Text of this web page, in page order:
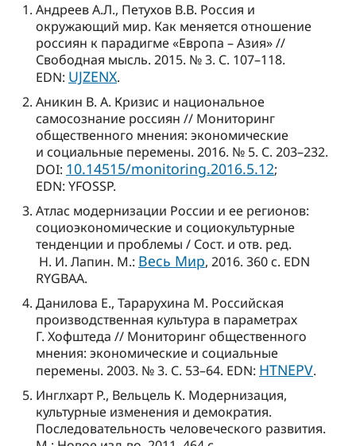
Андреев А.Л., Петухов В.В. Россия и
окружающий мир. Как меняется отношение
россиян к парадигме «Европа – Азия» //
Свободная мысль. 2015. № 3. С. 107–118.
EDN: UJZENX.
Аникин В. А. Кризис и национальное
самосознание россиян // Мониторинг
общественного мнения: экономические
и социальные перемены. 2016. № 5. С. 203–232.
DOI: 10.14515/monitoring.2016.5.12;
EDN: YFOSSP.
Атлас модернизации России и ее регионов:
социоэкономические и социокультурные
тенденции и проблемы / Сост. и отв. ред.
Н. И. Лапин. М.: Весь Мир, 2016. 360 с. EDN
RYGBAA.
Данилова Е., Тарарухина М. Российская
производственная культура в параметрах
Г. Хофштеда // Мониторинг общественного
мнения: экономические и социальные
перемены. 2003. № 3. С. 53–64. EDN: HTNEPV.
Инглхарт Р., Вельцель К. Модернизация,
культурные изменения и демократия.
Последовательность человеческого развития.